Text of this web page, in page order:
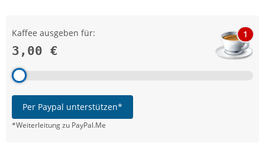
Kaffee ausgeben für:
3,00 €
1
Per Paypal unterstützen*
*Weiterleitung zu PayPal.Me